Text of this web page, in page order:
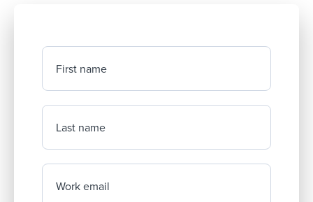
First name
Last name
Work email